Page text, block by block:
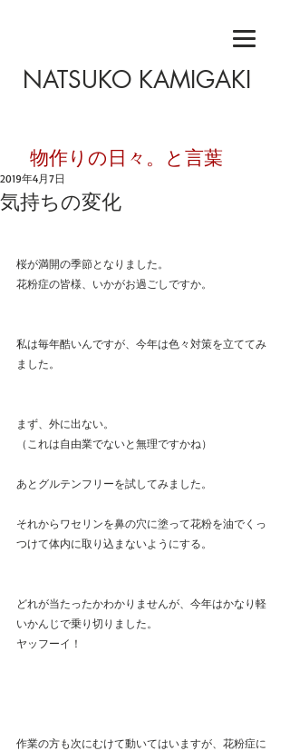
NATSUKO KAMIGAKI
​物作りの日々。と言葉
気持ちの変化
2019年4月7日
桜が満開の季節となりました。
花粉症の皆様、いかがお過ごしですか。
私は毎年酷いんですが、今年は色々対策を立ててみ
ました。
まず、外に出ない。
（これは自由業でないと無理ですかね）
あとグルテンフリーを試してみました。
それからワセリンを鼻の穴に塗って花粉を油でくっ
つけて体内に取り込まないようにする。
どれが当たったかわかりませんが、今年はかなり軽
いかんじで乗り切りました。
ヤッフーイ！
作業の方も次にむけて動いてはいますが、花粉症に